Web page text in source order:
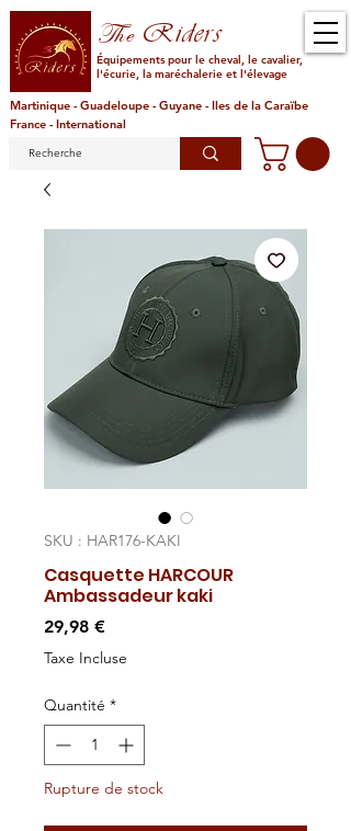
TheRiders
Équipements pour le cheval, le cavalier,
l'écurie, la maréchalerie et l'élevage
Martinique - Guadeloupe - Guyane - Iles de la Caraïbe
France - International
SKU : HAR176-KAKI
Casquette HARCOUR
Ambassadeur kaki
29,98 €Prix
Taxe Incluse
Quantité *
Rupture de stock